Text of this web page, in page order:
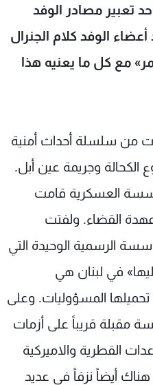
تعبير مصادر الوفد
الوفد كلام الجنرال
مع كل ما يعنيه هذا
من سلسلة أحداث أمنية
الكحالة وجريمة عين أبل.
العسكرية قامت
عهدة القضاء. ولفتت
الرسمية الوحيدة التي
في لبنان هي
المسؤوليات. وعلى
مقبلة قريباً على أزمات
القطرية والاميركية
أيضاً نزفاً في عديد